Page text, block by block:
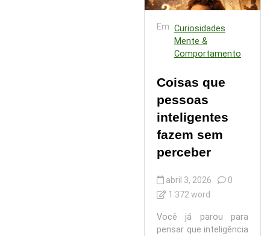
Em Curiosidades
Mente &
Comportamento
Coisas que
pessoas
inteligentes
fazem sem
perceber
abril 3, 2026
0
1.372 word
Você já parou para
pensar que inteligência